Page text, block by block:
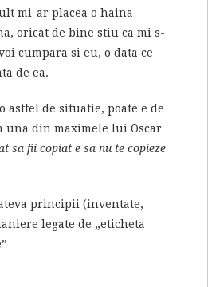
mi-ar placea o haina
oricat de bine stiu ca mi s-
cumpara si eu, o data ce
de ea.
astfel de situatie, poate e de
una din maximele lui Oscar
sa fii copiat e sa nu te copieze
principii (inventate,
legate de „eticheta